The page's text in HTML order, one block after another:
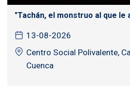
"Tachán, el monstruo al que le
13-08-2026
Centro Social Polivalente,
Cuenca